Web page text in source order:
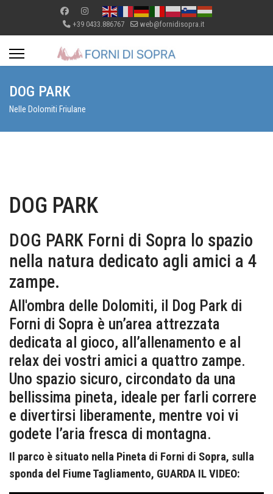
+39 0433.886767 web@fornidisopra.it
DOG PARK
Nelle Dolomiti Friulane
DOG PARK
DOG PARK Forni di Sopra lo spazio
nella natura dedicato agli amici a 4
zampe.
All'ombra delle Dolomiti, il Dog Park di
Forni di Sopra è un’area attrezzata
dedicata al gioco, all’allenamento e al
relax dei vostri amici a quattro zampe.
Uno spazio sicuro, circondato da una
bellissima pineta, ideale per farli correre
e divertirsi liberamente, mentre voi vi
godete l’aria fresca di montagna.
Il parco è situato nella Pineta di Forni di Sopra, sulla
sponda del Fiume Tagliamento, GUARDA IL VIDEO: